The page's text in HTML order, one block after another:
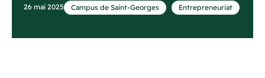
26 mai 2025 Campus de Saint-Georges , Entrepreneuriat